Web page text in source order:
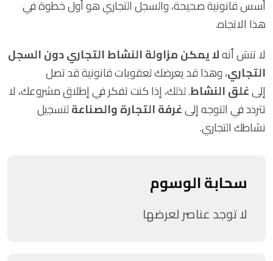
أسس قانونية صحيحة، والسجل التجاري هو أول خطوة في
هذا الاتجاه.
لا تنسَ أنهلا يمكن مزاولة النشاط التجاري دون السجل
التجاري، وهذا قد يعرضك لعقوبات قانونية قد تصل
إلىغلق النشاط. لذلك، إذا كنت تفكر في إطلاق مشروعك، لا
تتردد في التوجه إلىغرفة التجارة والصناعةلتسجيل
نشاطك التجاري.
سحابة الوسوم
لا توجد عناصر لعرضها